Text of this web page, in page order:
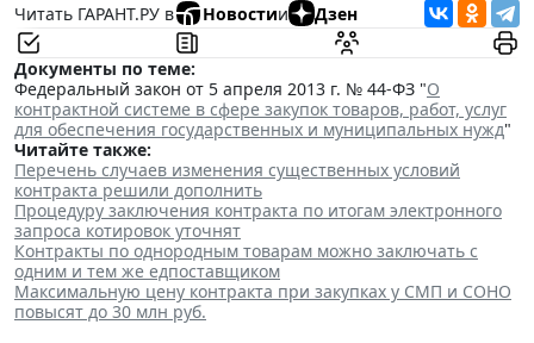
Читать ГАРАНТ.РУ в
Новостии Дзен
Документы по теме:
Федеральный закон от 5 апреля 2013 г. № 44-ФЗ "О
контрактной системе в сфере закупок товаров, работ, услуг
для обеспечения государственных и муниципальных нужд"
Читайте также:
Перечень случаев изменения существенных условий
контракта решили дополнить
Процедуру заключения контракта по итогам электронного
запроса котировок уточнят
Контракты по однородным товарам можно заключать с
одним и тем же едпоставщиком
Максимальную цену контракта при закупках у СМП и СОНО
повысят до 30 млн руб.